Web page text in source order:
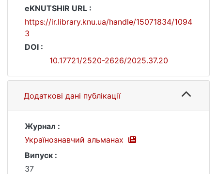
eKNUTSHIR URL :
https://ir.library.knu.ua/handle/15071834/1094
3
DOI :
10.17721/2520-2626/2025.37.20
Додаткові дані публікації
Журнал :
Українознавчий альманах
Випуск :
37